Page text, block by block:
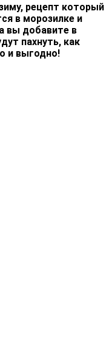
рецепт который
в морозилке и
вы добавите в
пахнуть, как
и выгодно!